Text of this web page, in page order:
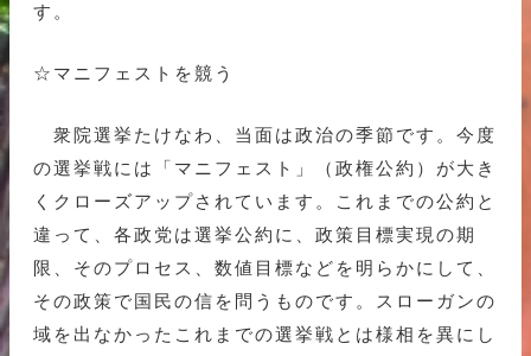
す。
☆マニフェストを競う
衆院選挙たけなわ、当面は政治の季節です。今度
の選挙戦には「マニフェスト」（政権公約）が大き
くクローズアップされています。これまでの公約と
違って、各政党は選挙公約に、政策目標実現の期
限、そのプロセス、数値目標などを明らかにして、
その政策で国民の信を問うものです。スローガンの
域を出なかったこれまでの選挙戦とは様相を異にし